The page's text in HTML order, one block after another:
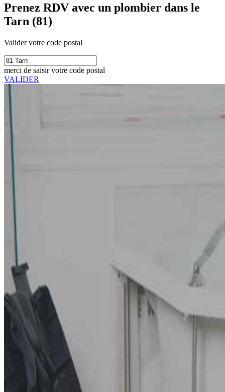
Prenez RDV avec un plombier dans le
Tarn (81)
Valider votre code postal
merci de saisir votre code postal
VALIDER